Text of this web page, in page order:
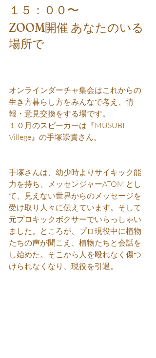
１５：００〜
ZOOM開催 あなたのいる
場所で
オンラインダーチャ集会はこれからの
生き方暮らし方をみんなで考え、情
報・意見交換をする場です。
１０月のスピーカーは『MUSUBI
Villege』の手塚崇貴さん。
手塚さんは、幼少時よりサイキック能
力を持ち、メッセンジャーATOM とし
て、見えない世界からのメッセージを
受け取り人々に伝えています。そして
元プロキックボクサーでいらっしゃい
ました。ところが、プロ現役中に植物
たちの声が聞こえ、植物たちと会話を
し始めた。そこから人を殴れなく傷つ
けられなくなり、現役を引退。